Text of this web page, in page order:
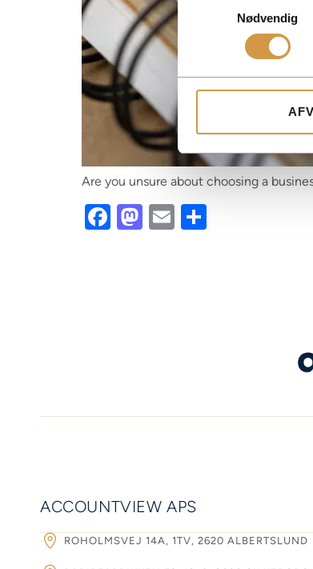
Nødvendig
Are you unsure about choosing a
Facebook
Mastodon
Email
ACCOUNTVIEW APS
ROHOLMSVEJ 14A, 1TV, 2620 ALBERTSLUND